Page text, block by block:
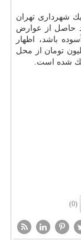
شهرداری تهران
حاصل از عوارض
باشد، اظهار
(۱۳۹۸) حدود ۱۸ میلیارد و ۵۰۰ میلیون تومان از محل
شده است.
(0)